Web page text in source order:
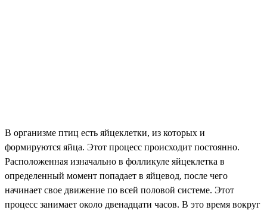
В организме птиц есть яйцеклетки, из которых и
формируются яйца. Этот процесс происходит постоянно.
Расположенная изначально в фолликуле яйцеклетка в
определенный момент попадает в яйцевод, после чего
начинает свое движение по всей половой системе. Этот
процесс занимает около двенадцати часов. В это время вокруг